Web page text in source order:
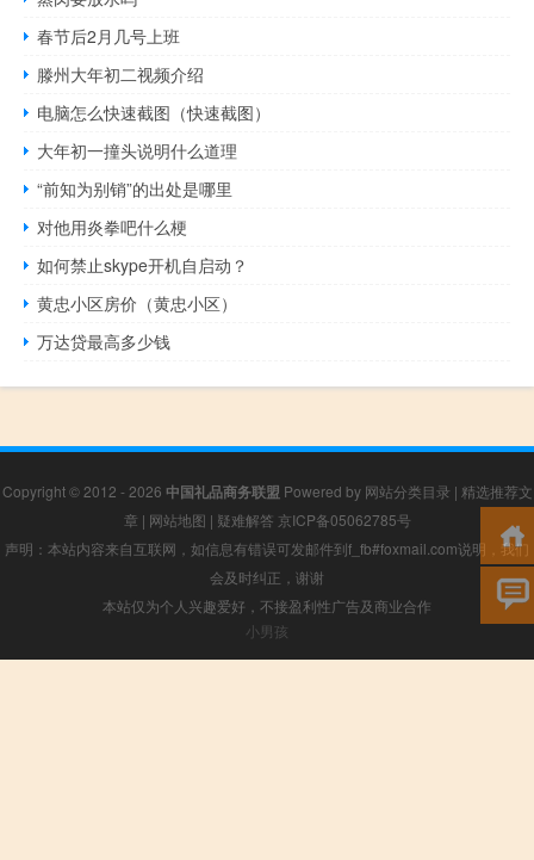
春节后2月几号上班
滕州大年初二视频介绍
电脑怎么快速截图（快速截图）
大年初一撞头说明什么道理
“前知为别销”的出处是哪里
对他用炎拳吧什么梗
如何禁止skype开机自启动？
黄忠小区房价（黄忠小区）
万达贷最高多少钱
Copyright © 2012 - 2026 中国礼品商务联盟 Powered by 网站分类目录 | 精选推荐文
章 | 网站地图 | 疑难解答 京ICP备05062785号
声明：本站内容来自互联网，如信息有错误可发邮件到f_fb#foxmail.com说明，我们
会及时纠正，谢谢
本站仅为个人兴趣爱好，不接盈利性广告及商业合作
小男孩